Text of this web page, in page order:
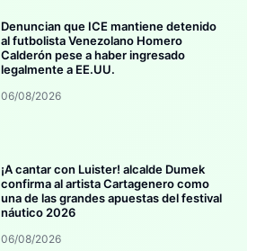
Denuncian que ICE mantiene detenido
al futbolista Venezolano Homero
Calderón pese a haber ingresado
legalmente a EE.UU.
06/08/2026
¡A cantar con Luister! alcalde Dumek
confirma al artista Cartagenero como
una de las grandes apuestas del festival
náutico 2026
06/08/2026